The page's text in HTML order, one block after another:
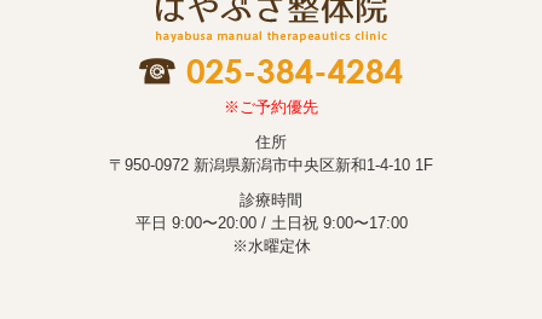
※ご予約優先
住所
〒950-0972 新潟県新潟市中央区新和1-4-10 1F
診療時間
平日 9:00〜20:00 / 土日祝 9:00〜17:00
※水曜定休